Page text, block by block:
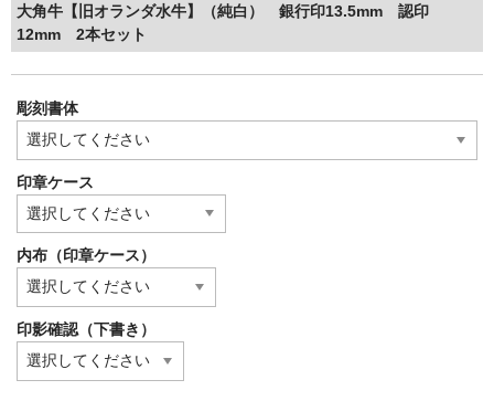
大角牛【旧オランダ水牛】（純白） 銀行印13.5mm 認印
12mm 2本セット
彫刻書体
印章ケース
内布（印章ケース）
印影確認（下書き）